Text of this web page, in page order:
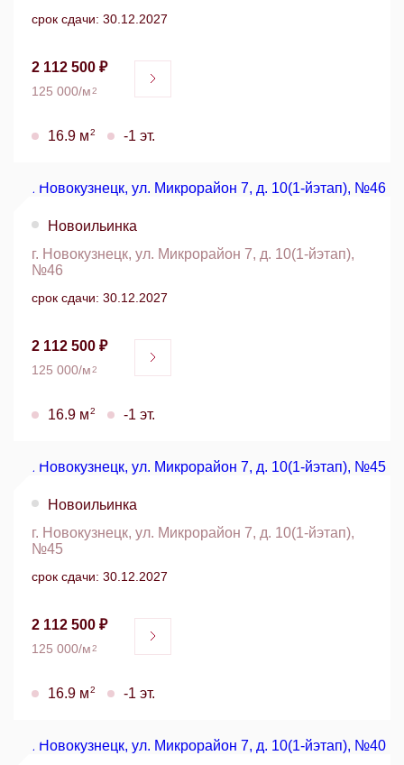
срок сдачи: 30.12.2027
2 112 500 ₽
125 000/м2
16.9 м2 -1 эт.
Новоильинка
г. Новокузнецк, ул. Микрорайон 7, д. 10(1-йэтап),
№46
срок сдачи: 30.12.2027
2 112 500 ₽
125 000/м2
16.9 м2 -1 эт.
Новоильинка
г. Новокузнецк, ул. Микрорайон 7, д. 10(1-йэтап),
№45
срок сдачи: 30.12.2027
2 112 500 ₽
125 000/м2
16.9 м2 -1 эт.